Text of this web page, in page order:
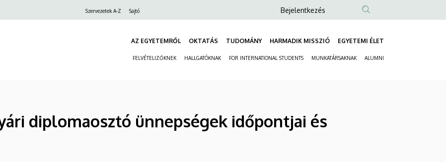
Szervezetek A-Z Sajtó
Anonim
fiók
Bejelentkezés
AZ EGYETEMRŐL OKTATÁS TUDOMÁNY HARMADIK MISSZIÓ EGYETEMI ÉLET
FELVÉTELIZŐKNEK HALLGATÓKNAK FOR INTERNATIONAL STUDENTS MUNKATÁRSAKNAK ALUMNI
diplomaosztó ünnepségek időpontjai és